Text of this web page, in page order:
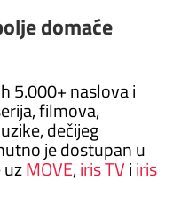
domaće
5.000+ naslova i
filmova,
dečijeg
je dostupan u
MOVE,iris TViiris